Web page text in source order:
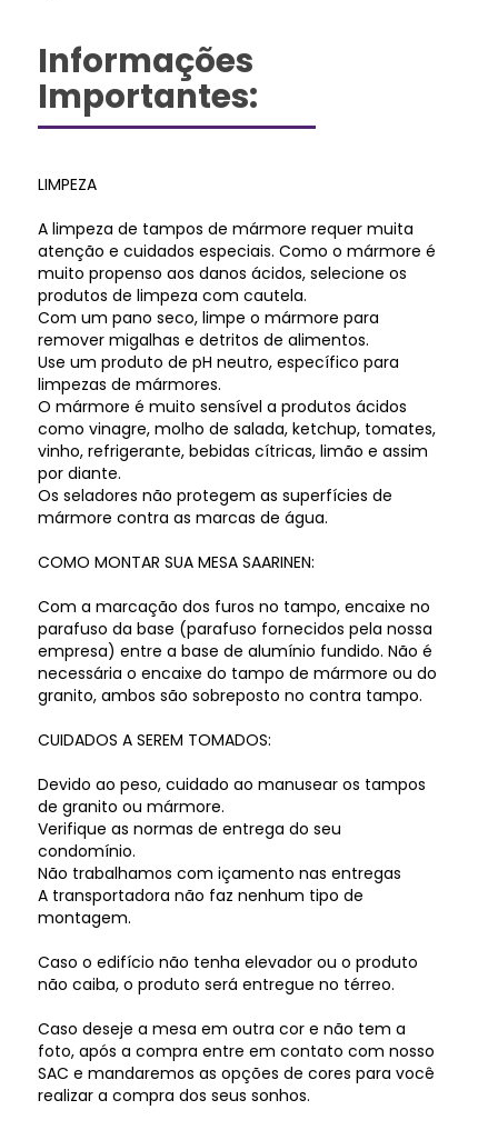
Informações
Importantes:
LIMPEZA
A limpeza de tampos de mármore requer muita
atenção e cuidados especiais. Como o mármore é
muito propenso aos danos ácidos, selecione os
produtos de limpeza com cautela.
Com um pano seco, limpe o mármore para
remover migalhas e detritos de alimentos.
Use um produto de pH neutro, específico para
limpezas de mármores.
O mármore é muito sensível a produtos ácidos
como vinagre, molho de salada, ketchup, tomates,
vinho, refrigerante, bebidas cítricas, limão e assim
por diante.
Os seladores não protegem as superfícies de
mármore contra as marcas de água.
COMO MONTAR SUA MESA SAARINEN:
Com a marcação dos furos no tampo, encaixe no
parafuso da base (parafuso fornecidos pela nossa
empresa) entre a base de alumínio fundido. Não é
necessária o encaixe do tampo de mármore ou do
granito, ambos são sobreposto no contra tampo.
CUIDADOS A SEREM TOMADOS:
Devido ao peso, cuidado ao manusear os tampos
de granito ou mármore.
Verifique as normas de entrega do seu
condomínio.
Não trabalhamos com içamento nas entregas
A transportadora não faz nenhum tipo de
montagem.
Caso o edifício não tenha elevador ou o produto
não caiba, o produto será entregue no térreo.
Caso deseje a mesa em outra cor e não tem a
foto, após a compra entre em contato com nosso
SAC e mandaremos as opções de cores para você
realizar a compra dos seus sonhos.